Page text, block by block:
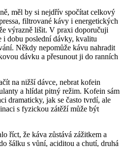
měl by si nejdřív spočítat celkový
filtrované kávy i energetických
výrazně lišit. V praxi doporučuji
i dobu poslední dávky, kvalitu
Někdy nepomůže kávu nahradit
dávku a přesunout ji do ranních
na nižší dávce, nebrat kofein
a hlídat pitný režim. Kofein sám
dramaticky, jak se často tvrdí, ale
s fyzickou zátěží může být
říct, že káva zůstává zážitkem a
šálku s vůní, aciditou a chutí, druhá